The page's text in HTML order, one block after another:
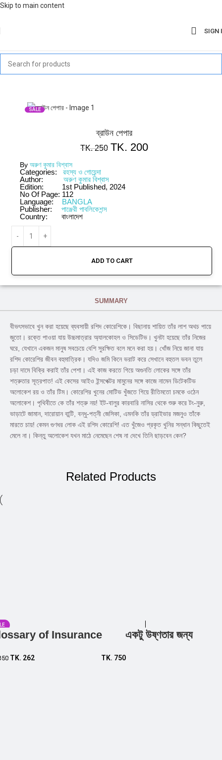
Skip to main content
SIGN
SALE
ব্রাউন পেপার
TK.250 TK. 200
By অরুণ কুমার বিশ্বাস
Categories:
রহস্য ও গোয়েন্দা
Author:
অরুণ কুমার বিশ্বাস
Edition:
1st Published, 2024
No Of Page: 112
Language:
BANGLA
Publisher:
পাঞ্জেরী পাবলিকেশন্স
Country:
বাংলাদেশ
ADD TO CART
SUMMARY
বীভৎসভাবে খুন করা হয়েছে ব্যবসায়ী রশিদ কোরেশিকে। বিছানায় শায়িত তাঁর লাশ অথচ পায়ে
জুতো। রক্তে পাওয়া যায় উচ্চমাত্রার অ্যালকোহল ও সিডেটিভ। খুনটা হয়েছে তাঁর নিজের
ঘরে, যেখানে একজন মানুষ সবচেয়ে বেশি সুরক্ষিত বলে মনে করা হয়। খোঁজ নিয়ে জানা যায়
রশিদ কোরেশির জীবন বহুমাত্রিক। যদিও জমি কিনে ভরাট করে সেখানে বহুতল ভবন তুলে
চড়া দামে বিক্রি করাই তাঁর পেশা। এই কাজ করতে গিয়ে অগুনতি লোকের সঙ্গে তাঁর
শত্রুতার সূত্রপাত! এই কেসের আইও ইন্সপেক্টর মামুনের সঙ্গে কাজে নামেন ডিটেকটিভ
অলোকেশ রয় ও তাঁর টিম। কোরেশির খুনের মোটিভ খুঁজতে গিয়ে রীতিমতো চমকে ওঠেন
অলোকেশ। পৃথিবীতে কে তাঁর শত্রু নয়! ইট-বালুর কারবারি নাসির থেকে শুরু করে টং-নুরু,
ভাড়াটে জামান, দারোয়ান বান্টি, বন্ধু-পত্নী জেসিকা, এমনকি তাঁর ড্রাইভার মজনুও তাঁকে
মারতে চায়! কেমন গুণধর লোক এই রশিদ কোরেশি! এত খুঁজেও প্রকৃত খুনির সন্ধান কিছুতেই
মেলে না। কিন্তু অলোকেশ যখন মাঠে নেমেছেন শেষ না দেখে তিনি ছাড়বেন কেন?
Related Products
of Insurance
TK. 262
Add to cart
একটু উষ্ণতার জন্য
TK. 750